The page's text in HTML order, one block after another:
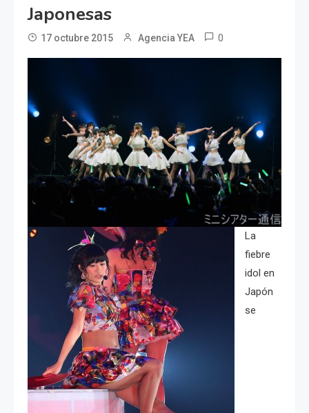
Japonesas
17 octubre 2015 Agencia YEA 0
La
fiebre
idol en
Japón
se